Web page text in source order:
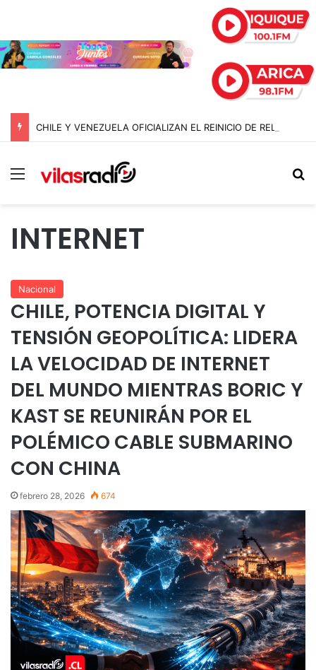
Menú
INTERNET
Nacional
CHILE, POTENCIA DIGITAL Y
TENSIÓN GEOPOLÍTICA: LIDERA
LA VELOCIDAD DE INTERNET
DEL MUNDO MIENTRAS BORIC Y
KAST SE REUNIRÁN POR EL
POLÉMICO CABLE SUBMARINO
CON CHINA
febrero 28, 2026 674